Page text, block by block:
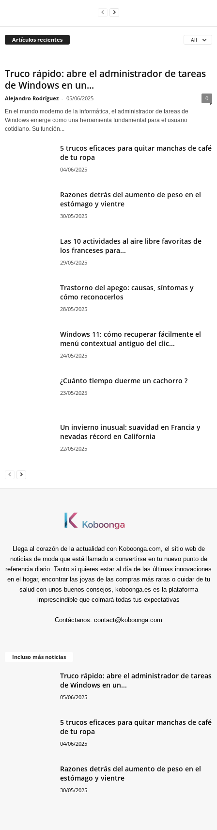
Artículos recientes All
Truco rápido: abre el administrador de tareas
de Windows en un...
Alejandro Rodríguez - 05/06/2025 0
En el mundo moderno de la informática, el administrador de tareas de
Windows emerge como una herramienta fundamental para el usuario
cotidiano. Su función...
5 trucos eficaces para quitar manchas de café
de tu ropa
04/06/2025
Razones detrás del aumento de peso en el
estómago y vientre
30/05/2025
Las 10 actividades al aire libre favoritas de
los franceses para...
29/05/2025
Trastorno del apego: causas, síntomas y
cómo reconocerlos
28/05/2025
Windows 11: cómo recuperar fácilmente el
menú contextual antiguo del clic...
24/05/2025
¿Cuánto tiempo duerme un cachorro ?
23/05/2025
Un invierno inusual: suavidad en Francia y
nevadas récord en California
22/05/2025
Llega al corazón de la actualidad con Koboonga.com, el sitio web de
noticias de moda que está llamado a convertirse en tu nuevo punto de
referencia diario. Tanto si quieres estar al día de las últimas innovaciones
en el hogar, encontrar las joyas de las compras más raras o cuidar de tu
salud con unos buenos consejos, koboonga.es es la plataforma
imprescindible que colmará todas tus expectativas
Contáctanos: contact@koboonga.com
Incluso más noticias
Truco rápido: abre el administrador de tareas
de Windows en un...
05/06/2025
5 trucos eficaces para quitar manchas de café
de tu ropa
04/06/2025
Razones detrás del aumento de peso en el
estómago y vientre
30/05/2025